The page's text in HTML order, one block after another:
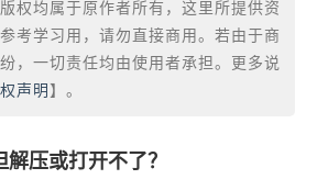
权均属于原作者所有，这里所提供资
考学习用，请勿直接商用。若由于商
，一切责任均由使用者承担。更多说
声明 】。
压或打开不了？